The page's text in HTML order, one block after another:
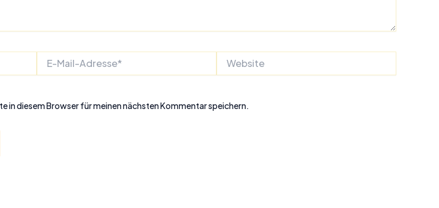
Mail-
in diesem Browser für meinen nächsten Kommentar speichern.